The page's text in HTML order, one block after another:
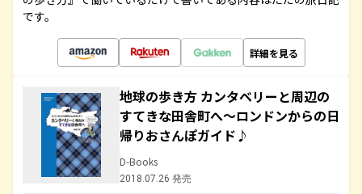
です。
詳細を見る
地球の歩き方 カンタベリーと周辺の
すてきな田舎町へ～ロンドンからの日
帰りおさんぽガイド♪
D-Books
2018.07.26 発売